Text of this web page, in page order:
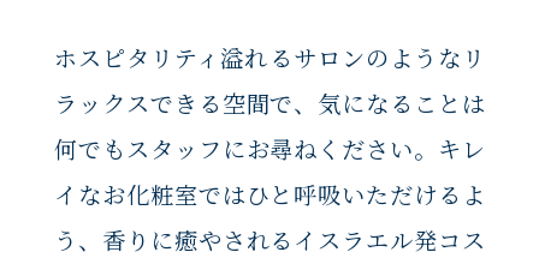
ホスピタリティ溢れるサロンのようなリ
ラックスできる空間で、気になることは
何でもスタッフにお尋ねください。キレ
イなお化粧室ではひと呼吸いただけるよ
う、香りに癒やされるイスラエル発コス